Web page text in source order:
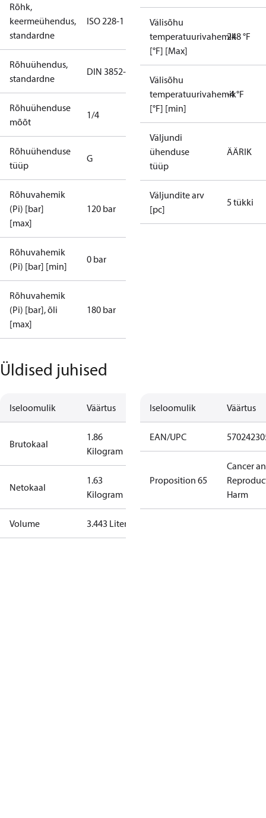
Rõhk,
keermeühendus,
standardne
ISO 228-1
Rõhuühendus,
standardne
DIN 3852-E
Rõhuühenduse
mõõt
1/4
Rõhuühenduse
tüüp
G
Rõhuvahemik
(Pi) [bar]
[max]
120 bar
Rõhuvahemik
(Pi) [bar] [min]
0 bar
Rõhuvahemik
(Pi) [bar], õli
[max]
180 bar
Välisõhu
temperatuurivahemik
[°F] [Max]
248 °F
Välisõhu
temperatuurivahemik
[°F] [min]
-4 °F
Väljundi
ühenduse
tüüp
ÄÄRIK
Väljundite arv
[pc]
5 tükki
Üldised juhised
Iseloomulik Väärtus
Brutokaal
1.86
Kilogram
Netokaal
1.63
Kilogram
Volume 3.443 Liter
Iseloomulik Väärtus
EAN/UPC
Proposition 65
Cancer
Harm